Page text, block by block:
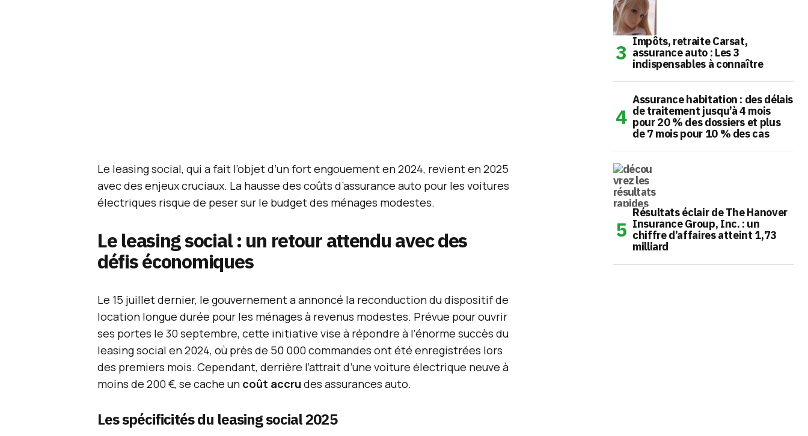
Le leasing social, qui a fait l’objet d’un fort engouement en 2024, revient en 2025
avec des enjeux cruciaux. La hausse des coûts d’assurance auto pour les voitures
électriques risque de peser sur le budget des ménages modestes.
Le leasing social : un retour attendu avec des
défis économiques
Le 15 juillet dernier, le gouvernement a annoncé la reconduction du dispositif de
location longue durée pour les ménages à revenus modestes. Prévue pour ouvrir
ses portes le 30 septembre, cette initiative vise à répondre à l’énorme succès du
leasing social en 2024, où près de 50 000 commandes ont été enregistrées lors
des premiers mois. Cependant, derrière l’attrait d’une voiture électrique neuve à
moins de 200 €, se cache un coût accru des assurances auto.
Les spécificités du leasing social 2025
Impôts, retraite Carsat,
assurance auto : Les 3
indispensables à connaître
Assurance habitation : des délais
de traitement jusqu’à 4 mois
pour 20 % des dossiers et plus
de 7 mois pour 10 % des cas
Résultats éclair de The Hanover
Insurance Group, Inc. : un
chiffre d’affaires atteint 1,73
milliard